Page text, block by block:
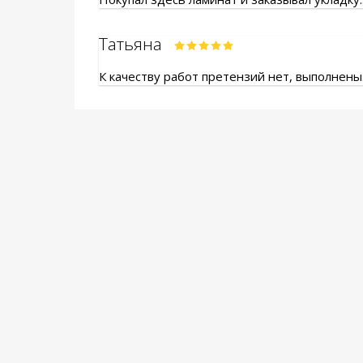
Татьяна
К качеству работ претензий нет,